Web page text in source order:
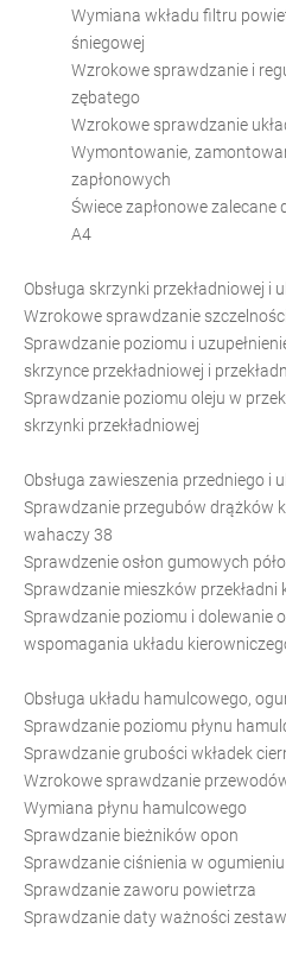
Wymiana wkładu filtru
śniegowej
Wzrokowe sprawdzanie i
zębatego
Wzrokowe sprawdzanie
Wymontowanie,
zapłonowych
Świece zapłonowe
A4
Obsługa skrzynki przekładniowej i
Wzrokowe sprawdzanie
Sprawdzanie poziomu i
skrzynce przekładniowej i
Sprawdzanie poziomu oleju w
skrzynki przekładniowej
Obsługa zawieszenia przedniego i
Sprawdzanie przegubów drążków
wahaczy 38
Sprawdzenie osłon gumowych
Sprawdzanie mieszków przekładni
Sprawdzanie poziomu i dolewanie
wspomagania układu
Obsługa układu hamulcowego,
Sprawdzanie poziomu płynu
Sprawdzanie grubości wkładek
Wzrokowe sprawdzanie
Wymiana płynu hamulcowego
Sprawdzanie bieżników opon
Sprawdzanie ciśnienia w ogumieniu
Sprawdzanie zaworu powietrza
Sprawdzanie daty ważności